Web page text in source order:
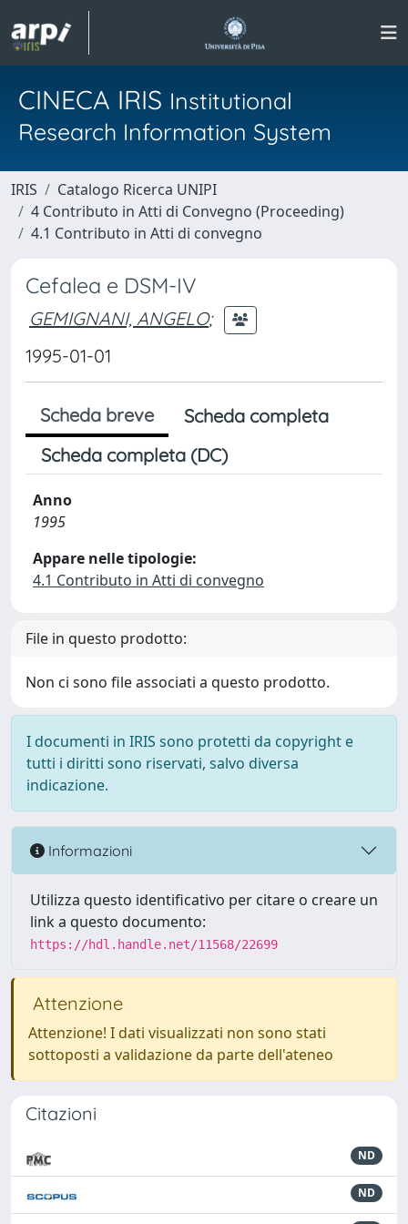
CINECA IRIS Institutional
Research Information System
IRIS
Catalogo Ricerca UNIPI
4 Contributo in Atti di Convegno (Proceeding)
4.1 Contributo in Atti di convegno
Cefalea e DSM-IV
GEMIGNANI, ANGELO;
1995-01-01
Scheda breve
Scheda completa
Scheda completa (DC)
Anno
1995
Appare nelle tipologie:
4.1 Contributo in Atti di convegno
File in questo prodotto:
Non ci sono file associati a questo prodotto.
I documenti in IRIS sono protetti da copyright e
tutti i diritti sono riservati, salvo diversa
indicazione.
Informazioni
Utilizza questo identificativo per citare o creare un
link a questo documento:
https://hdl.handle.net/11568/22699
Attenzione
Attenzione! I dati visualizzati non sono stati
sottoposti a validazione da parte dell'ateneo
Citazioni
ND
ND